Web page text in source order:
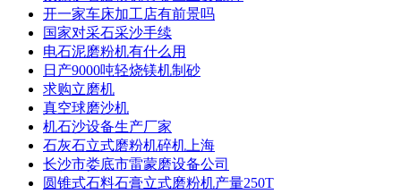
开一家车床加工店有前景吗
国家对采石采沙手续
电石泥磨粉机有什么用
日产9000吨轻烧镁机制砂
求购立磨机
真空球磨沙机
机石沙设备生产厂家
石灰石立式磨粉机碎机上海
长沙市娄底市雷蒙磨设备公司
圆锥式石料石膏立式磨粉机产量250T